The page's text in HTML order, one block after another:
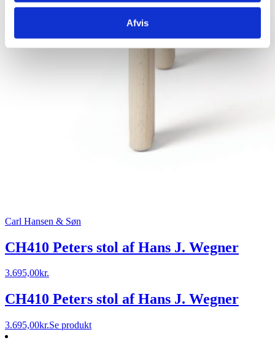
Afvis
Carl Hansen & Søn
CH410 Peters stol af Hans J. Wegner
3.695,00kr.
CH410 Peters stol af Hans J. Wegner
3.695,00kr.Se produkt